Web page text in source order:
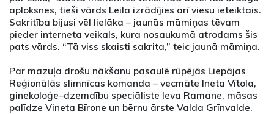
aploksnes, tieši vārds Leila izrādījies arī viesu ieteiktais.
Sakritība bijusi vēl lielāka – jaunās māmiņas tēvam
pieder interneta veikals, kura nosaukumā atrodams šis
pats vārds. “Tā viss skaisti sakrita,” teic jaunā māmiņa.
Par mazuļa drošu nākšanu pasaulē rūpējās Liepājas
Reģionālās slimnīcas komanda – vecmāte Ineta Vītola,
ginekoloģe–dzemdību speciāliste Ieva Ramane, māsas
palīdze Vineta Bīrone un bērnu ārste Valda Grīnvalde.